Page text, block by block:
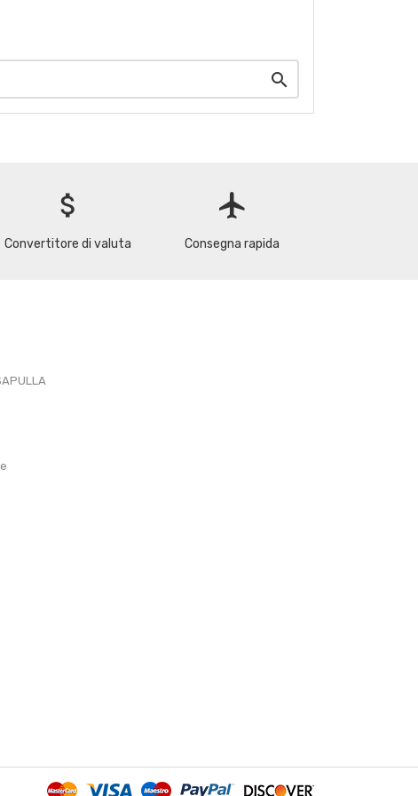

attach_money
Convertitore di valuta
flight
Consegna rapida